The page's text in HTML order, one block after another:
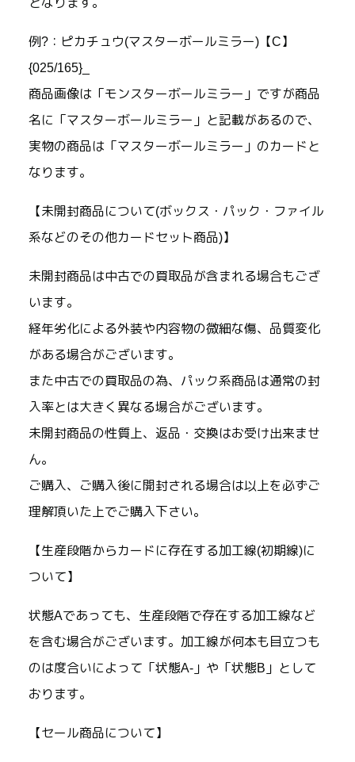
例?：ピカチュウ(マスターボールミラー)【C】
{025/165}_
商品画像は「モンスターボールミラー」ですが商品
名に「マスターボールミラー」と記載があるので、
実物の商品は「マスターボールミラー」のカードと
なります。
【未開封商品について(ボックス・パック・ファイル
系などのその他カードセット商品)】
未開封商品は中古での買取品が含まれる場合もござ
います。
経年劣化による外装や内容物の微細な傷、品質変化
がある場合がございます。
また中古での買取品の為、パック系商品は通常の封
入率とは大きく異なる場合がございます。
未開封商品の性質上、返品・交換はお受け出来ませ
ん。
ご購入、ご購入後に開封される場合は以上を必ずご
理解頂いた上でご購入下さい。
【生産段階からカードに存在する加工線(初期線)に
ついて】
状態Aであっても、生産段階で存在する加工線など
を含む場合がございます。加工線が何本も目立つも
のは度合いによって「状態A-」や「状態B」として
おります。
【セール商品について】